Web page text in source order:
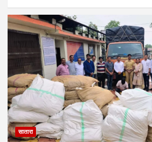
सातारा